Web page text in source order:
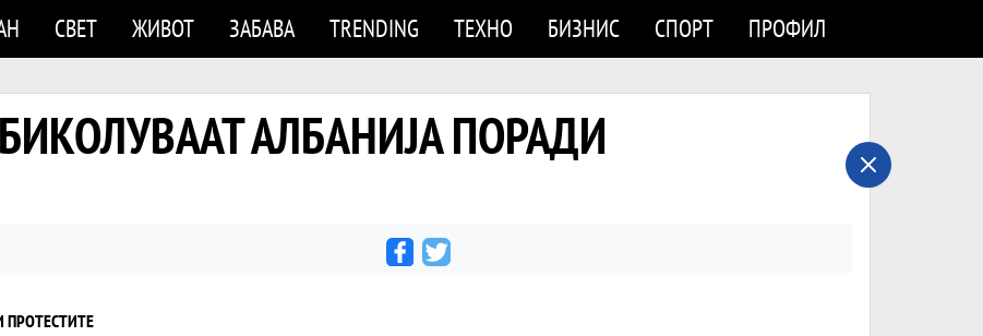
СВЕТ ЖИВОТ ЗАБАВА TRENDING ТЕХНО БИЗНИС СПОРТ ПРОФИЛ
АЛБАНИЈА ПОРАДИ